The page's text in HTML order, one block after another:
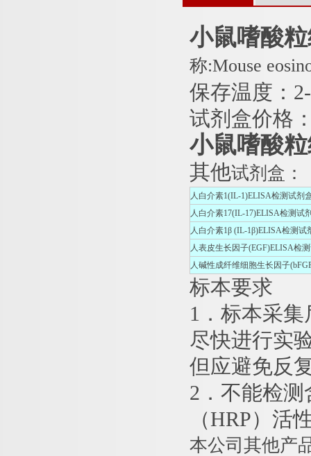
小鼠嗜酸
称:Mouse
保存温度：
试剂盒价格
小鼠嗜酸
其他试剂盒：
人白介素1(IL-1)ELISA检测试剂
人白介素17(IL-17)ELISA检测试
人白介素1β (IL-1β)ELISA检测试
人表皮生长因子(EGF)ELISA检
人碱性成纤维细胞生长因子
标本要求
1．标本采
尽快进行实
但应避免反
2．不能检测
（HRP）活
本公司其他产